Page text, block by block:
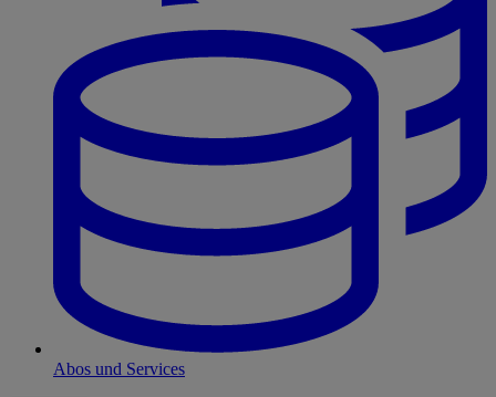
Abos und Services